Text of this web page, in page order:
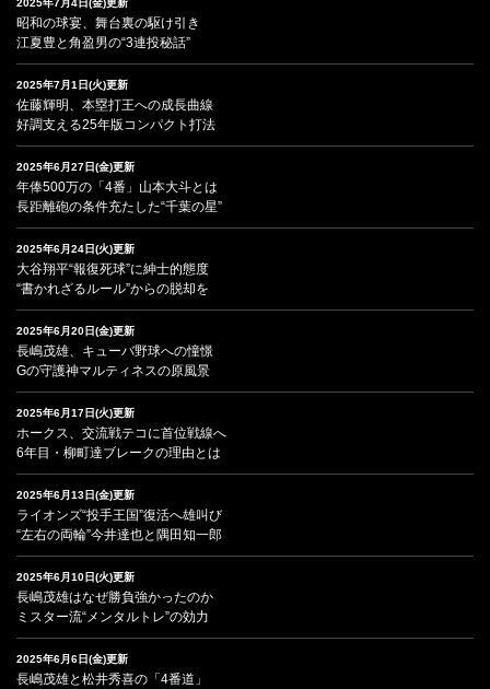
2025年7月4日(金)更新
昭和の球宴、舞台裏の駆け引き
江夏豊と角盈男の“3連投秘話”
2025年7月1日(火)更新
佐藤輝明、本塁打王への成長曲線
好調支える25年版コンパクト打法
2025年6月27日(金)更新
年俸500万の「4番」山本大斗とは
長距離砲の条件充たした“千葉の星”
2025年6月24日(火)更新
大谷翔平“報復死球”に紳士的態度
“書かれざるルール”からの脱却を
2025年6月20日(金)更新
長嶋茂雄、キューバ野球への憧憬
Gの守護神マルティネスの原風景
2025年6月17日(火)更新
ホークス、交流戦テコに首位戦線へ
6年目・柳町達ブレークの理由とは
2025年6月13日(金)更新
ライオンズ“投手王国”復活へ雄叫び
“左右の両輪”今井達也と隅田知一郎
2025年6月10日(火)更新
長嶋茂雄はなぜ勝負強かったのか
ミスター流“メンタルトレ”の効力
2025年6月6日(金)更新
長嶋茂雄と松井秀喜の「4番道」